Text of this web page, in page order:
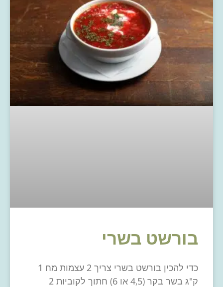
בורשט בשרי
כדי להכין בורשט בשרי צריך 2 עצמות מח 1
ק"ג בשר בקר (4,5 או 6) חתוך לקוביות 2